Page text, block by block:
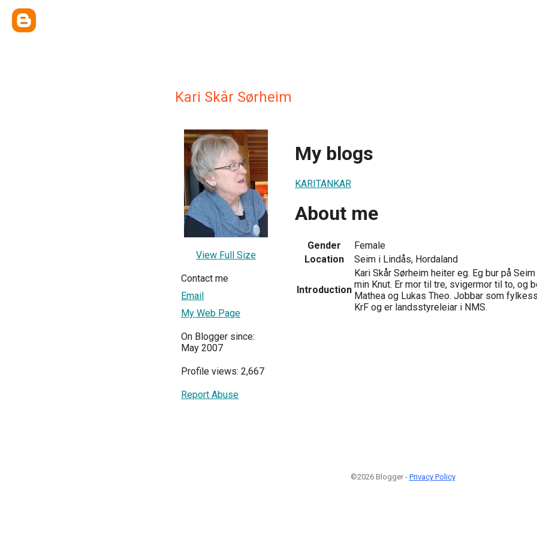
Kari Skår Sørheim
View Full Size
Contact me
Email
My Web Page
On Blogger since:
May 2007
Profile views: 2,667
Report Abuse
My blogs
KARITANKAR
About me
Gender
Female
Location
Seim i Lindås, Hordaland
Introduction
Kari Skår Sørheim heiter eg. Eg bur på
min Knut. Er mor til tre, svigermor til to, og
Mathea og Lukas Theo. Jobbar som
KrF og er landsstyreleiar i NMS.
©2026 Blogger - Privacy Policy